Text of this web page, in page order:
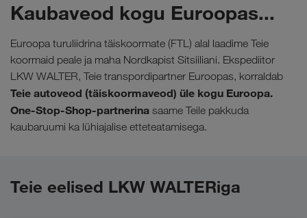
Kaubaveod kogu Euroopas...
Euroopa turuliidrina täiskoormate (FTL) alal laadime Teie
koormaid peale ja maha Nordkapist Sitsiiliani. Ekspediitor
LKW WALTER, Teie transpordipartner Euroopas, korraldab
Teie autoveod (täiskoormaveod) üle kogu Euroopa.
One-Stop-Shop-partnerina saame Teile pakkuda
kaubaruumi ka lühiajalise etteteatamisega.
Teie eelised LKW WALTERiga